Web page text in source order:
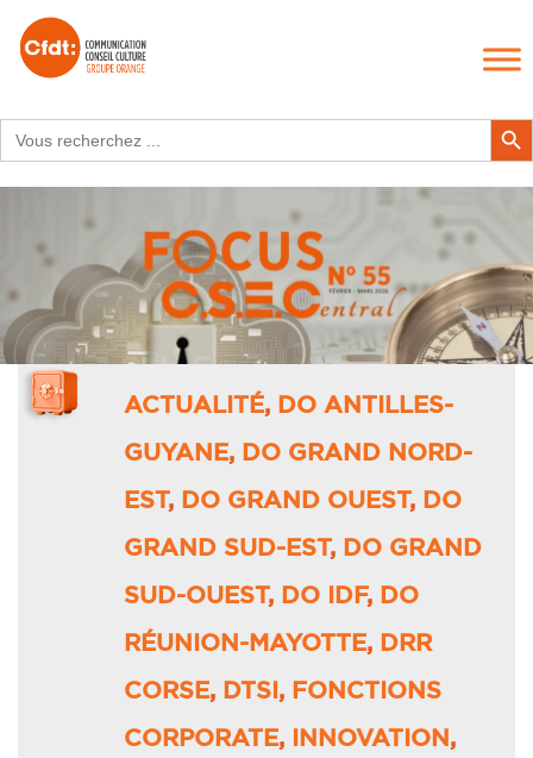
for:
Search
ACTUALITÉ, DO ANTILLES-
GUYANE, DO GRAND NORD-
EST , DO GRAND OUEST , DO
GRAND SUD-EST , DO GRAND
SUD-OUEST , DO IDF, DO
RÉUNION-MAYOTTE, DRR
CORSE, DTSI , FONCTIONS
CORPORATE, INNOVATION ,